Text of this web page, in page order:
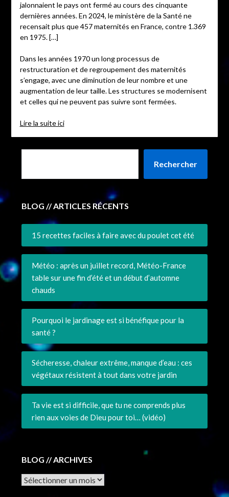
jalonnaient le pays ont fermé au cours des cinquante
dernières années. En 2024, le ministère de la Santé ne
recensait plus que 457 maternités en France, contre 1.369
en 1975. […]
Dans les années 1970 un long processus de
restructuration et de regroupement des maternités
s’engage, avec une diminution de leur nombre et une
augmentation de leur taille. Les structures se modernisent
et celles qui ne peuvent pas suivre sont fermées.
Lire la suite ici
Rechercher
BLOG // ARTICLES RÉCENTS
15 recettes faciles à faire avec du poulet cet été
Météo : après un juillet record, Météo-France
table sur une fin d’été et un début d’automne
chauds
Pourquoi le jardinage est si bénéfique pour la
santé ?
Sécheresse, chaleur extrême, manque d’eau : ces
végétaux résistent à tout dans votre jardin
Ta vie est si difficile, que tu ne comprends plus
rien aux voies de Dieu pour toi… (vidéo)
BLOG // ARCHIVES
Archives